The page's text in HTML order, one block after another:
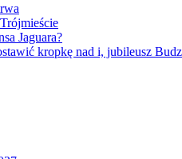
Jaguara?
kropkę nad i, jubileusz